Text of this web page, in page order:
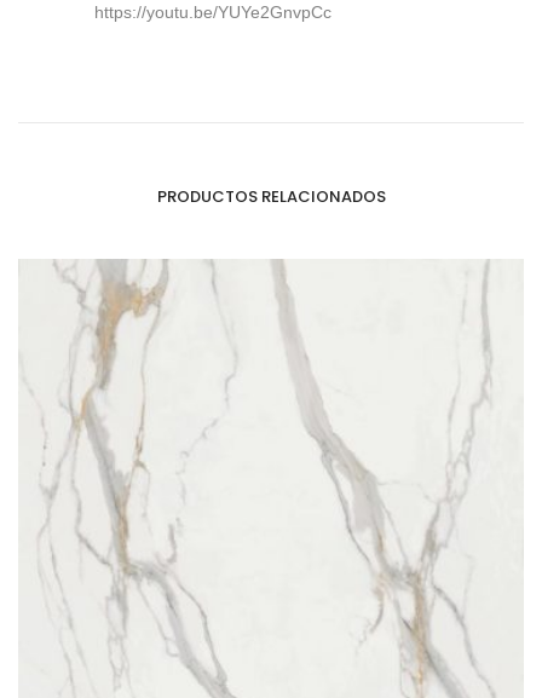
https://youtu.be/YUYe2GnvpCc
PRODUCTOS RELACIONADOS